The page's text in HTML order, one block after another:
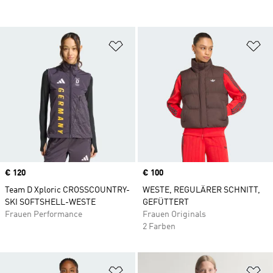
Zur Wunschliste hinzufügen
Price
€ 120
Team D Xploric CROSSCOUNTRY-
SKI SOFTSHELL-WESTE
Frauen Performance
Price
€ 100
WESTE, REGULÄRER SCHNITT,
GEFÜTTERT
Frauen Originals
2 Farben
Zur Wunschliste hinzufügen